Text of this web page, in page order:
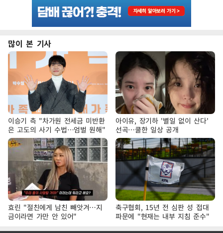
많이 본 기사
이승기 측 "차가원 전세금 미반환
은 고도의 사기 수법…엄벌 원해"
아이유, 장기하 '별일 없이 산다'
선곡…쿨한 일상 공개
효린 "절친에게 남친 빼앗겨…지
금이라면 가만 안 있어"
축구협회, 15년 전 심판 성 접대
파문에 "현재는 내부 지침 준수"